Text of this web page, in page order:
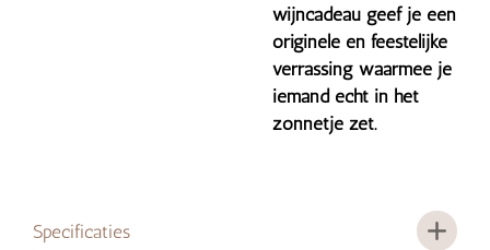
wijncadeau geef je een
originele en feestelijke
verrassing waarmee je
iemand echt in het
zonnetje zet.
Specificaties